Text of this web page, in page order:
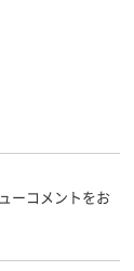
ーコメントをお